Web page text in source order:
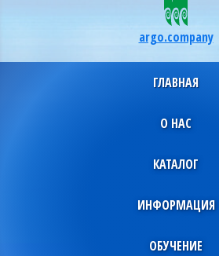
argo.company
ГЛАВНАЯ
О НАС
КАТАЛОГ
ИНФОРМАЦИЯ
ОБУЧЕНИЕ